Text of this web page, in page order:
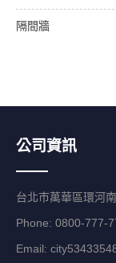
隔間牆
公司資訊
台北市萬華區環河
Phone: 0800-777-
Email: